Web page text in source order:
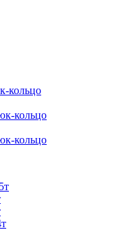
кольцо
кольцо
кольцо